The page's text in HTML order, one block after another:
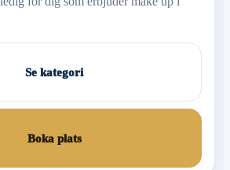
Se kategori
Boka plats